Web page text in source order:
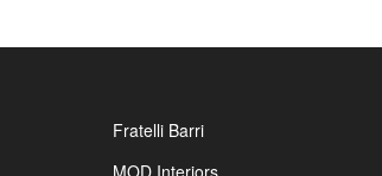
Fratelli Barri
MOD Interiors